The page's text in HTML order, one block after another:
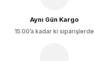
Aynı Gün Kargo
15:00’a kadar ki siparişlerde